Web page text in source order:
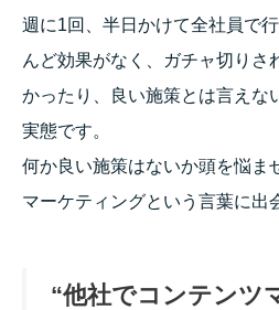
週に1回、半日かけて全社員で
んど効果がなく、ガチャ切りさ
かったり、良い施策とは言えな
実態です。
何か良い施策はないか頭を悩ま
マーケティングという言葉に出
“他社でコンテンツ